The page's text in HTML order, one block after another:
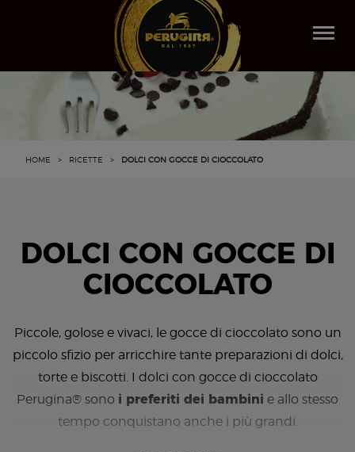
HOME > RICETTE > DOLCI CON GOCCE DI CIOCCOLATO
DOLCI CON GOCCE DI
CIOCCOLATO
Piccole, golose e vivaci, le gocce di cioccolato sono un
piccolo sfizio per arricchire tante preparazioni di dolci,
torte e biscotti. I dolci con gocce di cioccolato
Perugina® sono i preferiti dei bambini e allo stesso
tempo conquistano anche i più grandi.